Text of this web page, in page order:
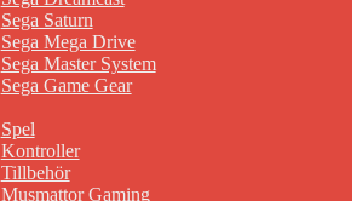
Sega Saturn
Sega Mega Drive
Sega Master System
Sega Game Gear
Spel
Kontroller
Tillbehör
Musmattor Gaming